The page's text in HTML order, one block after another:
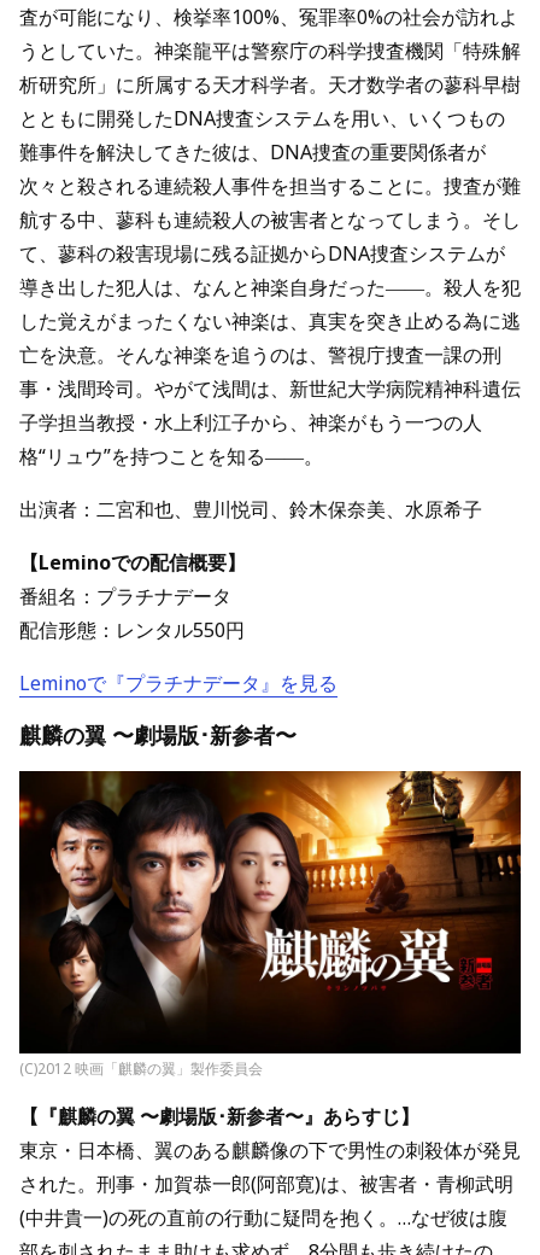
査が可能になり、検挙率100%、冤罪率0%の社会が訪れよ
うとしていた。神楽龍平は警察庁の科学捜査機関「特殊解
析研究所」に所属する天才科学者。天才数学者の蓼科早樹
とともに開発したDNA捜査システムを用い、いくつもの
難事件を解決してきた彼は、DNA捜査の重要関係者が
次々と殺される連続殺人事件を担当することに。捜査が難
航する中、蓼科も連続殺人の被害者となってしまう。そし
て、蓼科の殺害現場に残る証拠からDNA捜査システムが
導き出した犯人は、なんと神楽自身だった――。殺人を犯
した覚えがまったくない神楽は、真実を突き止める為に逃
亡を決意。そんな神楽を追うのは、警視庁捜査一課の刑
事・浅間玲司。やがて浅間は、新世紀大学病院精神科遺伝
子学担当教授・水上利江子から、神楽がもう一つの人
格“リュウ”を持つことを知る――。
出演者：二宮和也、豊川悦司、鈴木保奈美、水原希子
【Leminoでの配信概要】
番組名：プラチナデータ
配信形態：レンタル550円
Leminoで『プラチナデータ』を見る
麒麟の翼 〜劇場版･新参者〜
(C)2012 映画「麒麟の翼」製作委員会
【『麒麟の翼 〜劇場版･新参者〜』あらすじ】
東京・日本橋、翼のある麒麟像の下で男性の刺殺体が発見
された。刑事・加賀恭一郎(阿部寛)は、被害者・青柳武明
(中井貴一)の死の直前の行動に疑問を抱く。…なぜ彼は腹